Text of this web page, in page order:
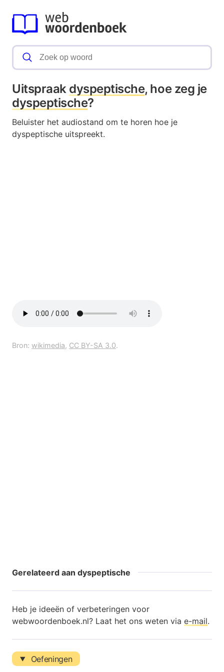
Uitspraak dyspeptische, hoe zeg je
dyspeptische?
Beluister het audiostand om te horen hoe je
dyspeptische uitspreekt.
Bron: wikimedia, CC BY-SA 3.0.
Gerelateerd aan dyspeptische
Heb je ideeën of verbeteringen voor
webwoordenboek.nl? Laat het ons weten via e-mail.
Oefeningen